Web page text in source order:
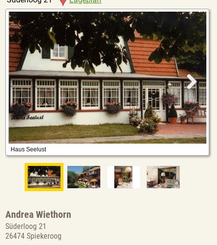
Andrea Wiethorn
Süderloog 21
26474 Spiekeroog